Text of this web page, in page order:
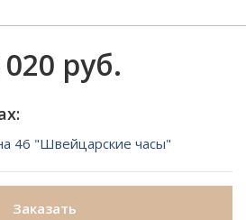
руб.
46 "Швейцарские часы"
Заказать